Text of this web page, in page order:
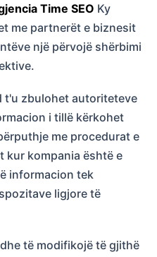
Time SEO Ky
me partnerët e biznesit
një përvojë shërbimi
t'u zbulohet autoriteteve
i tillë kërkohet
me procedurat e
kur kompania është e
informacion tek
ligjore të
të modifikojë të gjithë